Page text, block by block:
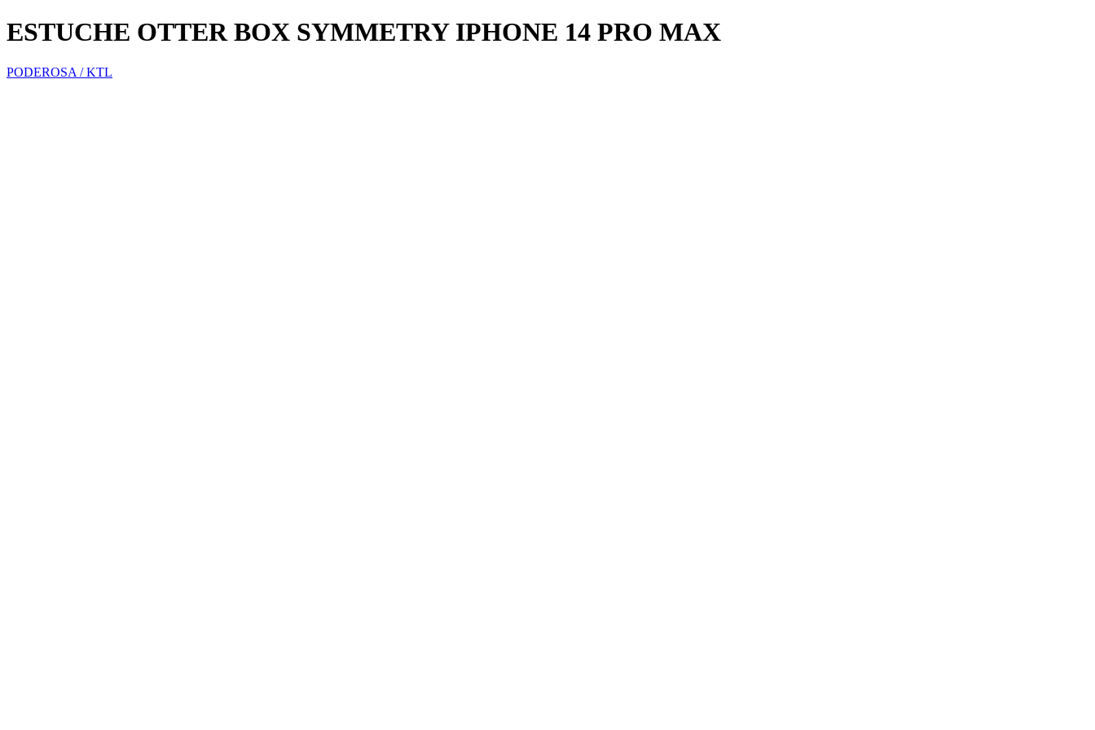
ESTUCHE OTTER BOX SYMMETRY IPHONE 14 PRO MAX
PODEROSA / KTL